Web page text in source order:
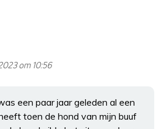
om 10:56
een paar jaar geleden al een
toen de hond van mijn buuf